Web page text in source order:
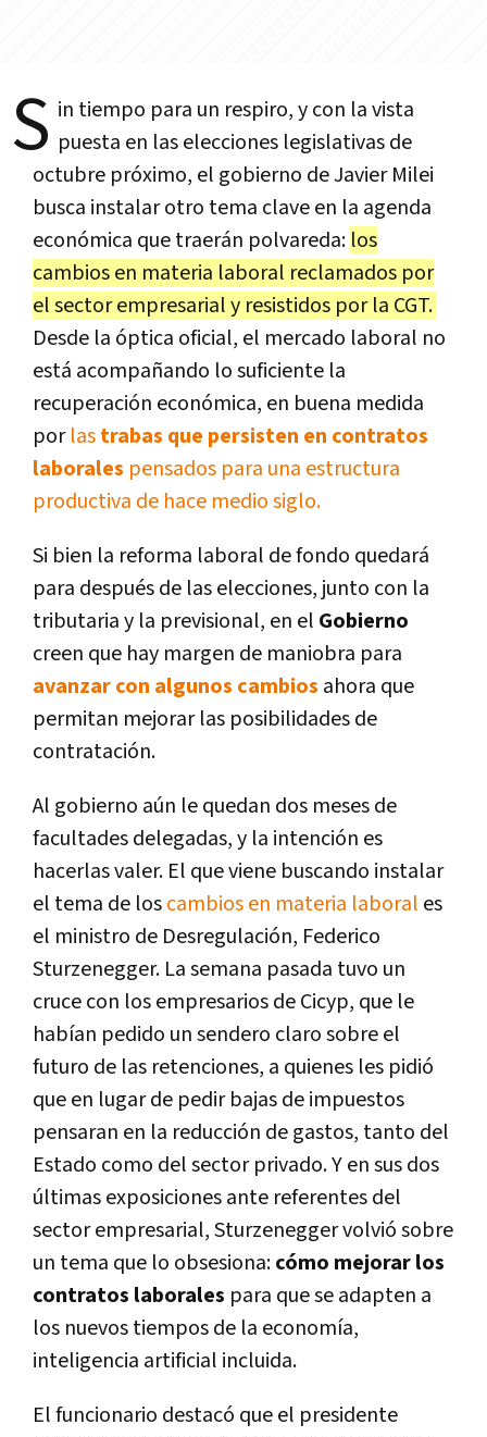
S in tiempo para un respiro, y con la vista
puesta en las elecciones legislativas de
octubre próximo, el gobierno de Javier Milei
busca instalar otro tema clave en la agenda
económica que traerán polvareda: los
cambios en materia laboral reclamados por
el sector empresarial y resistidos por la CGT.
Desde la óptica oficial, el mercado laboral no
está acompañando lo suficiente la
recuperación económica, en buena medida
porlastrabas que persisten en contratos
laborales pensados para una estructura
productiva de hace medio siglo.
Si bien la reforma laboral de fondo quedará
para después de las elecciones, junto con la
tributaria y la previsional, en el Gobierno
creen que hay margen de maniobra para
avanzar con algunos cambios ahora que
permitan mejorar las posibilidades de
contratación.
Al gobierno aún le quedan dos meses de
facultades delegadas, y la intención es
hacerlas valer. El que viene buscando instalar
el tema de loscambios en materia laboral es
el ministro de Desregulación, Federico
Sturzenegger. La semana pasada tuvo un
cruce con los empresarios de Cicyp, que le
habían pedido un sendero claro sobre el
futuro de las retenciones, a quienes les pidió
que en lugar de pedir bajas de impuestos
pensaran en la reducción de gastos, tanto del
Estado como del sector privado. Y en sus dos
últimas exposiciones ante referentes del
sector empresarial, Sturzenegger volvió sobre
un tema que lo obsesiona:cómo mejorar los
contratos laborales para que se adapten a
los nuevos tiempos de la economía,
inteligencia artificial incluida.
El funcionario destacó que el presidente